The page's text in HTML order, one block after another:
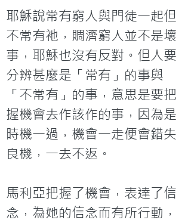
耶穌說常有窮人與門徒一起但
不常有祂，賙濟窮人並不是壞
事，耶穌也沒有反對。但人要
分辨甚麼是「常有」的事與
「不常有」的事，意思是要把
握機會去作該作的事，因為是
時機一過，機會一走便會錯失
良機，一去不返。
馬利亞把握了機會，表達了信
念，為她的信念而有所行動，